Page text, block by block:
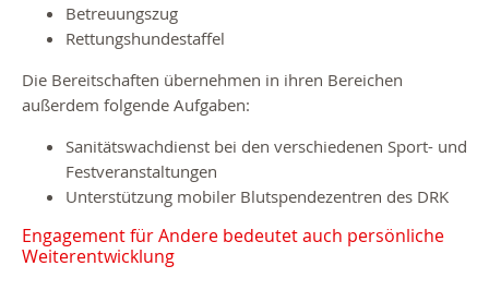
Betreuungszug
Rettungshundestaffel
Die Bereitschaften übernehmen in ihren Bereichen
außerdem folgende Aufgaben:
Sanitätswachdienst bei den verschiedenen Sport- und
Festveranstaltungen
Unterstützung mobiler Blutspendezentren des DRK
Engagement für Andere bedeutet auch persönliche
Weiterentwicklung